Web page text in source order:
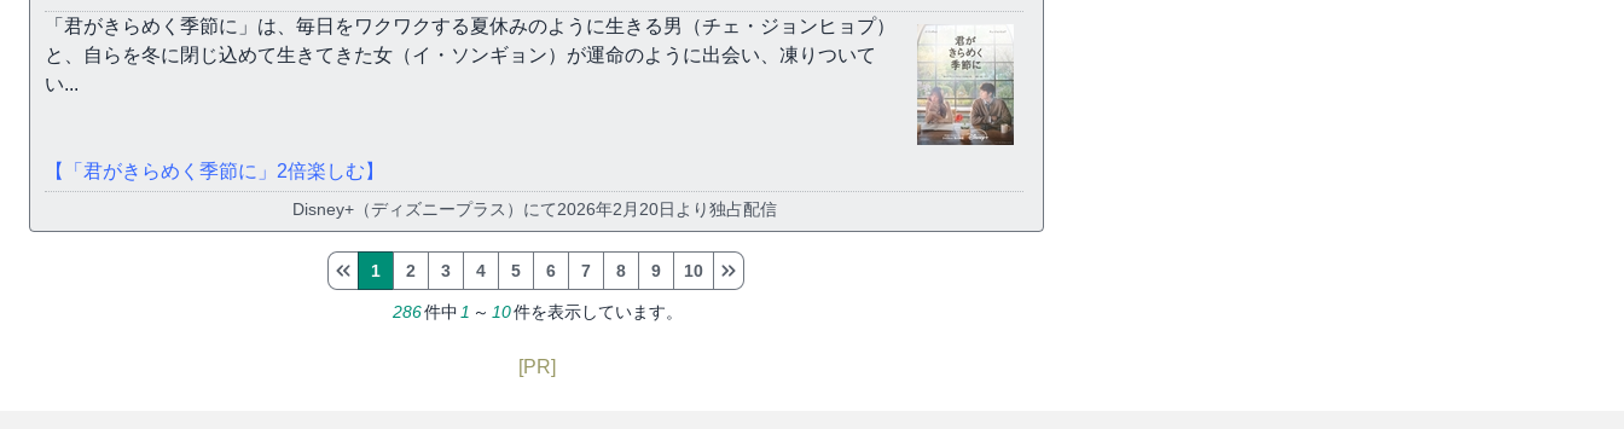
「君がきらめく季節に」は、毎日をワクワクする夏休みのように生きる男（チェ・ジョンヒョプ）
と、自らを冬に閉じ込めて生きてきた女（イ・ソンギョン）が運命のように出会い、凍りついて
い...
【「君がきらめく季節に」2倍楽しむ】
Disney+（ディズニープラス）にて2026年2月20日より独占配信
286件中 1 ～ 10件を表示しています。
1 2 3 4 5 6 7 8 9 10
[PR]